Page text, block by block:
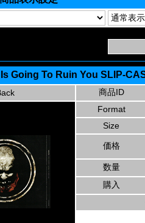
Going To Ruin You SLIP-
商品ID
Format
Size
価格
数量
購入